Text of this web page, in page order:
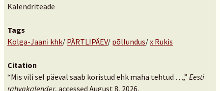
Kalendriteade
Tags
Kolga-Jaani khk/ PÄRTLIPÄEV/ põllundus/x Rukis
Citation
“Mis vili sel päeval saab koristud ehk maha tehtud …,” Eesti
rahvakalender, accessed August 8, 2026,